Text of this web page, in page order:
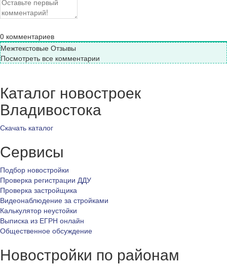
0 комментариев
Межтекстовые Отзывы
Посмотреть все комментарии
Каталог новостроек
Владивостока
Скачать каталог
Сервисы
Подбор новостройки
Проверка регистрации ДДУ
Проверка застройщика
Видеонаблюдение за стройками
Калькулятор неустойки
Выписка из ЕГРН онлайн
Общественное обсуждение
Новостройки по районам